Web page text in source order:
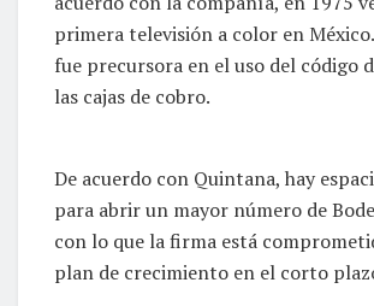
primera televisión a color en
fue precursora en el uso del código
las cajas de cobro.
De acuerdo con Quintana, hay
para abrir un mayor número de
con lo que la firma está
plan de crecimiento en el corto